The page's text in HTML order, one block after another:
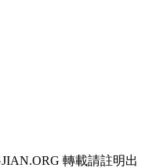
轉載請註明出